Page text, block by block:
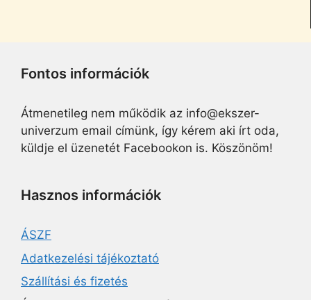
Fontos információk
Átmenetileg nem működik az info@ekszer-
univerzum email címünk, így kérem aki írt oda,
küldje el üzenetét Facebookon is. Köszönöm!
Hasznos információk
ÁSZF
Adatkezelési tájékoztató
Szállítási és fizetés